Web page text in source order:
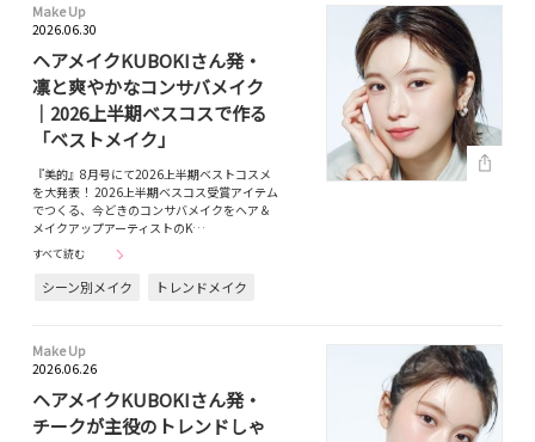
Make Up
2026.06.30
ヘアメイクKUBOKIさん発・
凛と爽やかなコンサバメイク
｜2026上半期ベスコスで作る
「ベストメイク」
『美的』8月号にて2026上半期ベストコスメ
を大発表！ 2026上半期ベスコス受賞アイテム
でつくる、今どきのコンサバメイクをヘア＆
メイクアップアーティストのK…
すべて読む
シーン別メイク トレンドメイク
Make Up
2026.06.26
ヘアメイクKUBOKIさん発・
チークが主役のトレンドしゃ